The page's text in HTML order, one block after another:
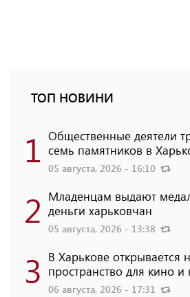
ТОП НОВИНИ
1 Общественные деятели
семь памятников в
05 августа, 2026 - 16:10
2 Младенцам выдают
деньги харьковчан
05 августа, 2026 - 13:38
3 В Харькове открывается
пространство для кино и
06 августа, 2026 - 17:31